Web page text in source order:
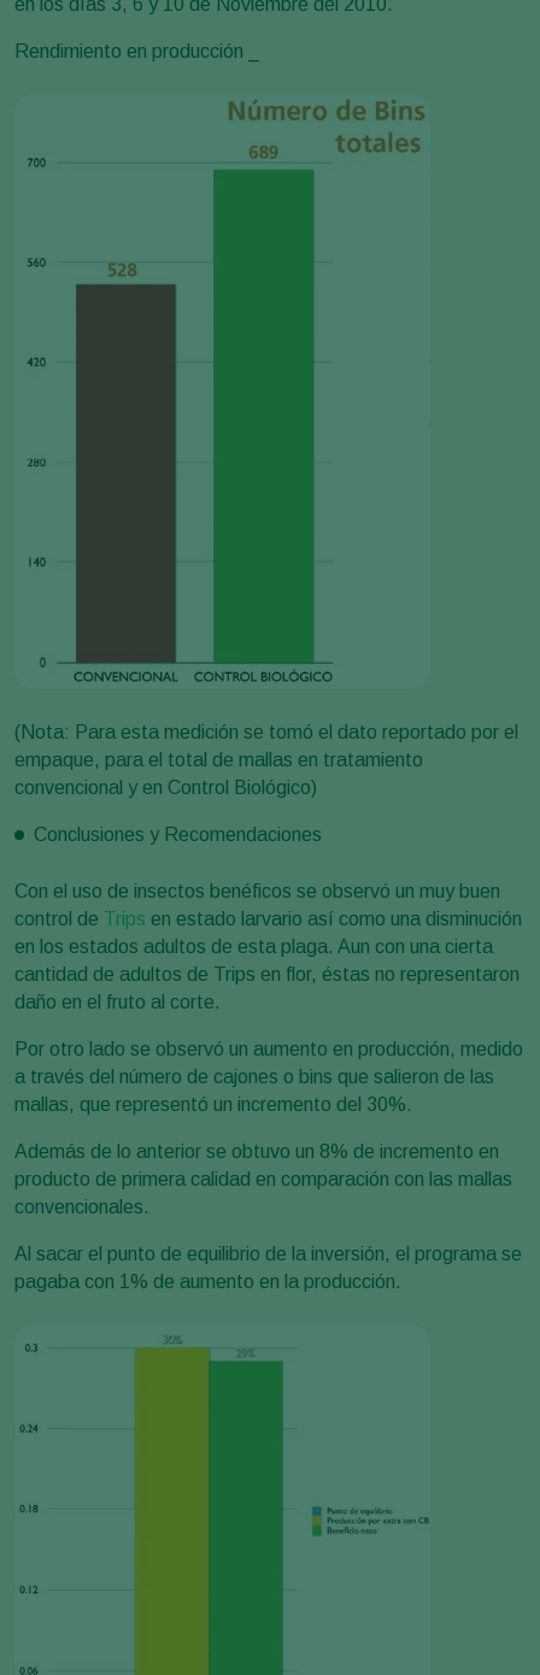
Rendimiento en producción _
(Nota: Para esta medición se tomó el dato reportado por el
empaque, para el total de mallas en tratamiento
convencional y en Control Biológico)
Conclusiones y Recomendaciones
Con el uso de insectos benéficos se observó un muy buen
control de Trips en estado larvario así como una disminución
en los estados adultos de esta plaga. Aun con una cierta
cantidad de adultos de Trips en flor, éstas no representaron
daño en el fruto al corte.
Por otro lado se observó un aumento en producción, medido
a través del número de cajones o bins que salieron de las
mallas, que representó un incremento del 30%.
Además de lo anterior se obtuvo un 8% de incremento en
producto de primera calidad en comparación con las mallas
convencionales.
Al sacar el punto de equilibrio de la inversión, el programa se
pagaba con 1% de aumento en la producción.